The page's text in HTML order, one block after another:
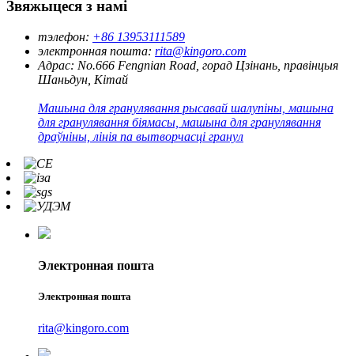
Звяжыцеся з намі
тэлефон: +86 13953111589
электронная пошта: rita@kingoro.com
Адрас: No.666 Fengnian Road, горад Цзінань, правінцыя
Шаньдун, Кітай
Машына для гранулявання рысавай шалупіны, машына
для гранулявання біямасы, машына для гранулявання
драўніны, лінія па вытворчасці гранул
Электронная пошта
Электронная пошта
rita@kingoro.com